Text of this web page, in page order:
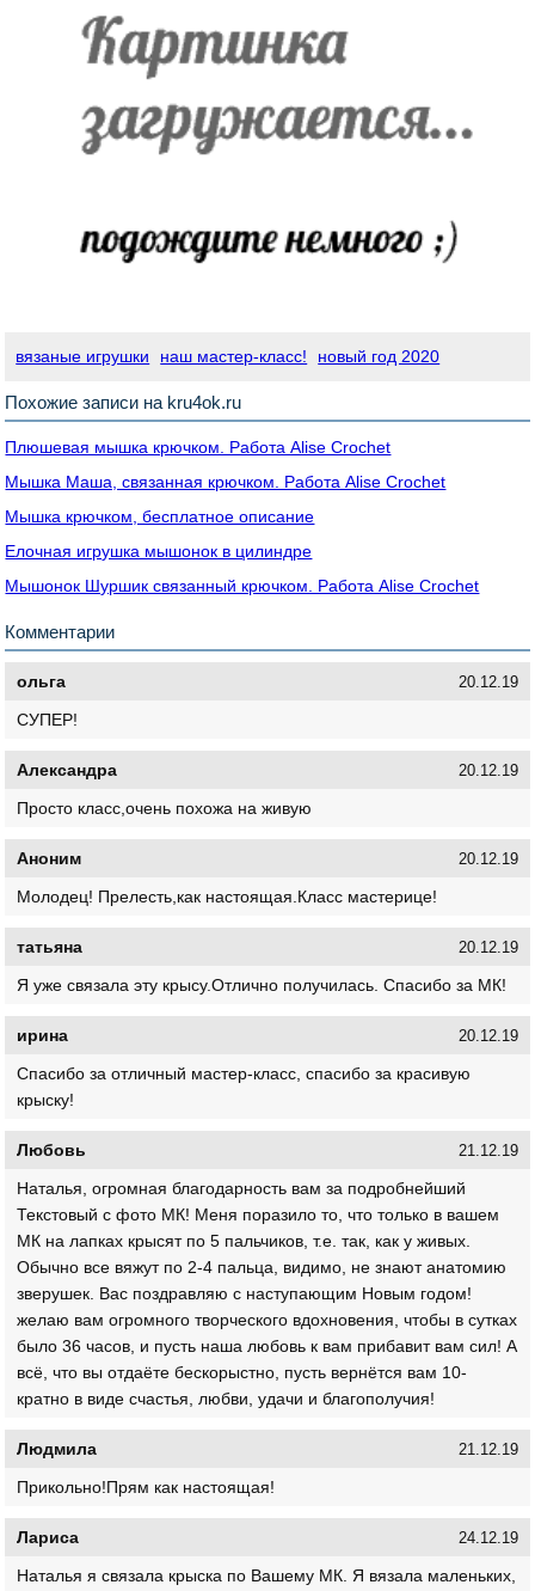
вязаные игрушки наш мастер-класс! новый год 2020
Похожие записи на kru4ok.ru
Плюшевая мышка крючком. Работа Alise Crochet
Мышка Маша, связанная крючком. Работа Alise Crochet
Мышка крючком, бесплатное описание
Елочная игрушка мышонок в цилиндре
Мышонок Шуршик связанный крючком. Работа Alise Crochet
Комментарии
ольга 20.12.19
СУПЕР!
Александра 20.12.19
Просто класс,очень похожа на живую
Аноним 20.12.19
Молодец! Прелесть,как настоящая.Класс мастерице!
татьяна 20.12.19
Я уже связала эту крысу.Отлично получилась. Спасибо за МК!
ирина 20.12.19
Спасибо за отличный мастер-класс, спасибо за красивую
крыску!
Любовь 21.12.19
Наталья, огромная благодарность вам за подробнейший
Текстовый с фото МК! Меня поразило то, что только в вашем
МК на лапках крысят по 5 пальчиков, т.е. так, как у живых.
Обычно все вяжут по 2-4 пальца, видимо, не знают анатомию
зверушек. Вас поздравляю с наступающим Новым годом!
желаю вам огромного творческого вдохновения, чтобы в сутках
было 36 часов, и пусть наша любовь к вам прибавит вам сил! А
всё, что вы отдаёте бескорыстно, пусть вернётся вам 10-
кратно в виде счастья, любви, удачи и благополучия!
Людмила 21.12.19
Прикольно!Прям как настоящая!
Лариса 24.12.19
Наталья я связала крыска по Вашему МК. Я вязала маленьких,